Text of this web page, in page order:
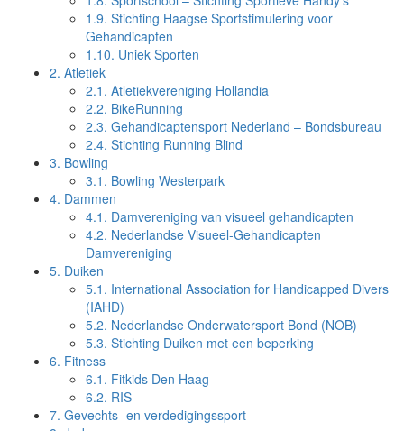
1.9. Stichting Haagse Sportstimulering voor
Gehandicapten
1.10. Uniek Sporten
2. Atletiek
2.1. Atletiekvereniging Hollandia
2.2. BikeRunning
2.3. Gehandicaptensport Nederland – Bondsbureau
2.4. Stichting Running Blind
3. Bowling
3.1. Bowling Westerpark
4. Dammen
4.1. Damvereniging van visueel gehandicapten
4.2. Nederlandse Visueel-Gehandicapten
Damvereniging
5. Duiken
5.1. International Association for Handicapped Divers
(IAHD)
5.2. Nederlandse Onderwatersport Bond (NOB)
5.3. Stichting Duiken met een beperking
6. Fitness
6.1. Fitkids Den Haag
6.2. RIS
7. Gevechts- en verdedigingssport